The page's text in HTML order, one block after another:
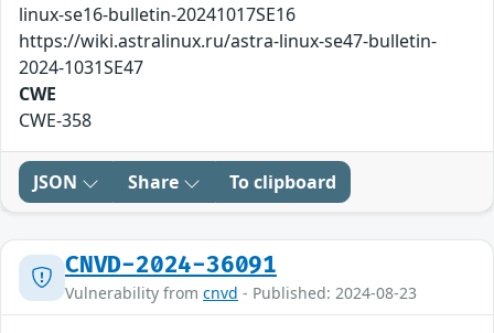
linux-se16-bulletin-20241017SE16
https://wiki.astralinux.ru/astra-linux-se47-bulletin-
2024-1031SE47
CWE
CWE-358
JSON Share To clipboard
CNVD-2024-36091
Vulnerability from cnvd - Published: 2024-08-23